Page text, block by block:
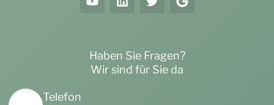
Haben Sie Fragen?
Wir sind für Sie da
Telefon